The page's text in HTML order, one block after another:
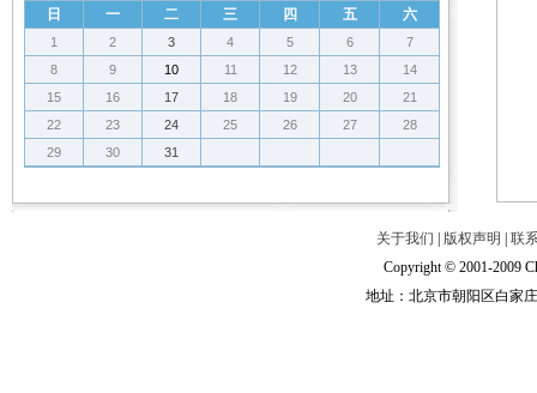
日 一 二 三 四 五 六
1 2 3 4 5 6
7
8
9 10 11 12 13
14
15
16 17 18 19 20
21
22
23 24 25 26 27
28
29
30 31
关于我们 版权声明
联
Copyright © 2001-2009
地址：北京市朝阳区白家